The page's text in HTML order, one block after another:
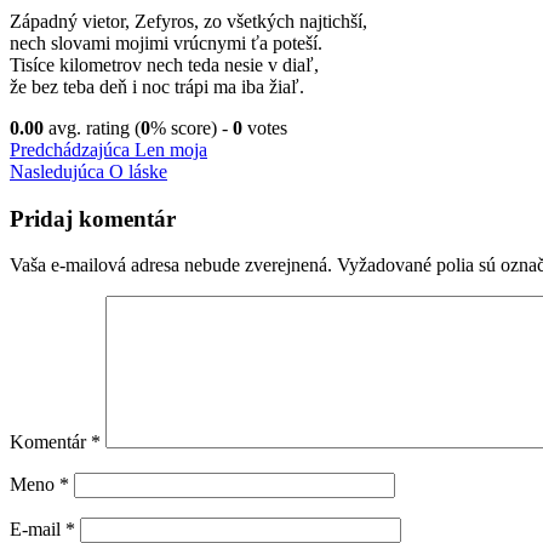
Západný vietor, Zefyros, zo všetkých najtichší,
nech slovami mojimi vrúcnymi ťa poteší.
Tisíce kilometrov nech teda nesie v diaľ,
že bez teba deň i noc trápi ma iba žiaľ.
0.00 avg. rating (0% score) - 0 votes
Navigácia
v
článku
Predchádzajúci
príspevok
Predchádzajúca Len moja
Nasledujúci
Nasledujúca O láske
Pridaj komentár
Vaša e-mailová adresa nebude zverejnená. Vyžadované polia sú
Komentár *
Meno *
E-mail *